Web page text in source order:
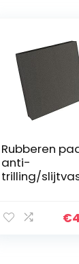
Rubberen
anti-
trilling/
machines
€